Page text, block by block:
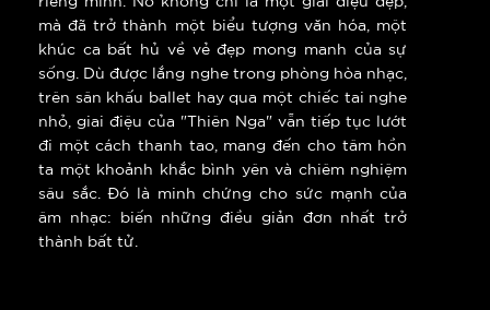
mà đã trở thành một biểu tượng văn hóa, một
khúc ca bất hủ về vẻ đẹp mong manh của sự
sống. Dù được lắng nghe trong phòng hòa nhạc,
trên sân khấu ballet hay qua một chiếc tai nghe
nhỏ, giai điệu của "Thiên Nga" vẫn tiếp tục lướt
đi một cách thanh tao, mang đến cho tâm hồn
ta một khoảnh khắc bình yên và chiêm nghiệm
sâu sắc. Đó là minh chứng cho sức mạnh của
âm nhạc: biến những điều giản đơn nhất trở
thành bất tử.